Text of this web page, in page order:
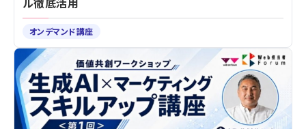
オンデマンド講座